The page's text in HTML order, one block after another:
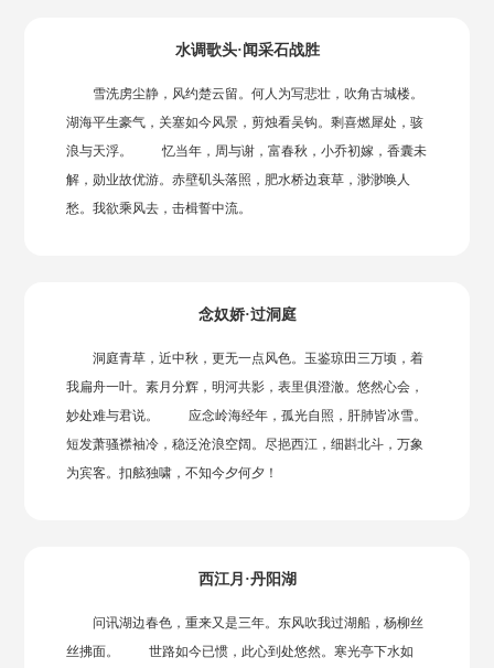
水调歌头·闻采石战胜
雪洗虏尘静，风约楚云留。何人为写悲壮，吹角古城楼。
湖海平生豪气，关塞如今风景，剪烛看吴钩。剩喜燃犀处，骇
浪与天浮。 忆当年，周与谢，富春秋，小乔初嫁，香囊未
解，勋业故优游。赤壁矶头落照，肥水桥边衰草，渺渺唤人
愁。我欲乘风去，击楫誓中流。
念奴娇·过洞庭
洞庭青草，近中秋，更无一点风色。玉鉴琼田三万顷，着
我扁舟一叶。素月分辉，明河共影，表里俱澄澈。悠然心会，
妙处难与君说。 应念岭海经年，孤光自照，肝肺皆冰雪。
短发萧骚襟袖冷，稳泛沧浪空阔。尽挹西江，细斟北斗，万象
为宾客。扣舷独啸，不知今夕何夕！
西江月·丹阳湖
问讯湖边春色，重来又是三年。东风吹我过湖船，杨柳丝
丝拂面。 世路如今已惯，此心到处悠然。寒光亭下水如